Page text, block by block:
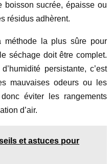
sucrée, épaisse ou
résidus adhèrent.
la plus sûre pour
séchage doit être complet.
persistante, c’est
mauvaises odeurs ou les
éviter les rangements
d’air.
et astuces pour